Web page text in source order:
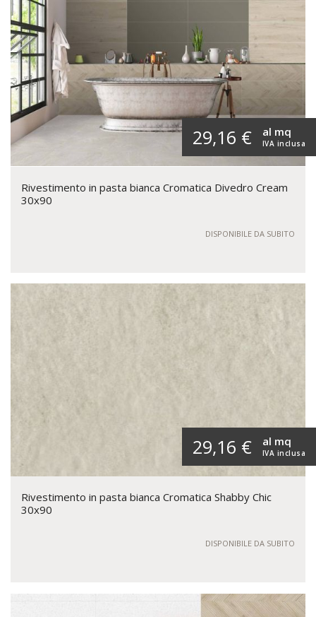
29,16 € IVA inclusa
al mq
Rivestimento in pasta bianca Cromatica Divedro Cream
30x90
DISPONIBILE DA SUBITO
29,16 € IVA inclusa
al mq
Rivestimento in pasta bianca Cromatica Shabby Chic
30x90
DISPONIBILE DA SUBITO